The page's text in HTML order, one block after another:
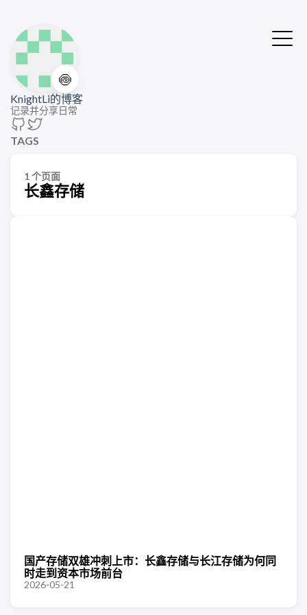
🍥
KnightLi的博客
记录并分享日常
TAGS
1 个页面
长鑫存储
国产存储双雄冲刺上市：长鑫存储与长江存储为何同
时走到资本市场前台
2026-05-21